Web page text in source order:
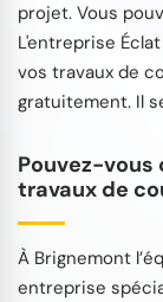
projet. Vous
L'entreprise
vos travaux de
gratuitement. Il
Pouvez-vous
travaux de
À Brignemont
entreprise